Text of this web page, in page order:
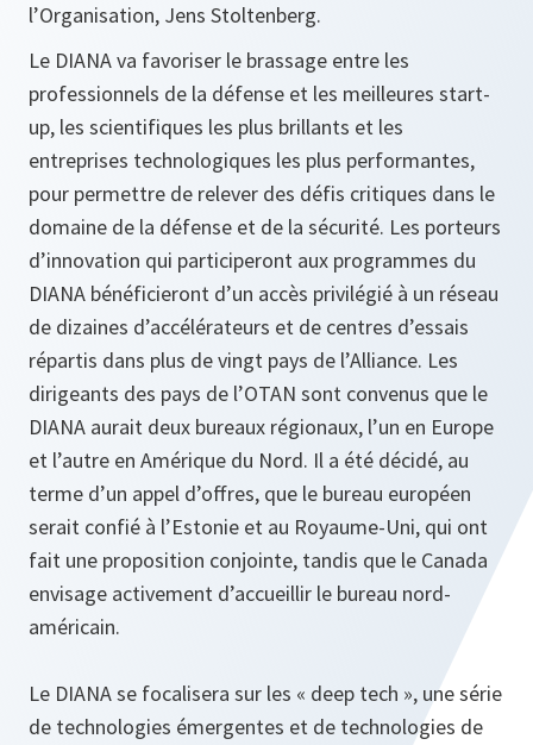
l’Organisation, Jens Stoltenberg.
Le DIANA va favoriser le brassage entre les
professionnels de la défense et les meilleures start-
up, les scientifiques les plus brillants et les
entreprises technologiques les plus performantes,
pour permettre de relever des défis critiques dans le
domaine de la défense et de la sécurité. Les porteurs
d’innovation qui participeront aux programmes du
DIANA bénéficieront d’un accès privilégié à un réseau
de dizaines d’accélérateurs et de centres d’essais
répartis dans plus de vingt pays de l’Alliance. Les
dirigeants des pays de l’OTAN sont convenus que le
DIANA aurait deux bureaux régionaux, l’un en Europe
et l’autre en Amérique du Nord. Il a été décidé, au
terme d’un appel d’offres, que le bureau européen
serait confié à l’Estonie et au Royaume-Uni, qui ont
fait une proposition conjointe, tandis que le Canada
envisage activement d’accueillir le bureau nord-
américain.
Le DIANA se focalisera sur les « deep tech », une série
de technologies émergentes et de technologies de